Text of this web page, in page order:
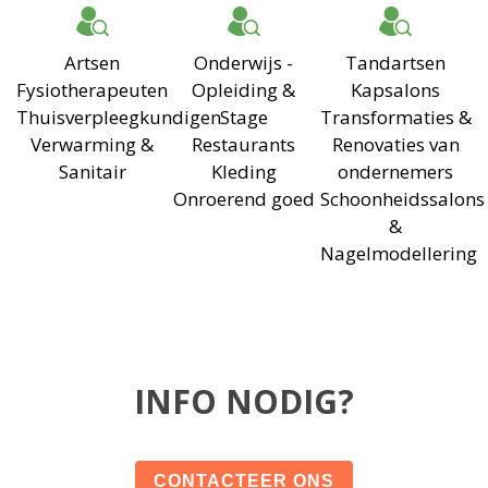
Artsen
Fysiotherapeuten
Thuisverpleegkundigen
Verwarming &
Sanitair
Onderwijs -
Opleiding &
Stage
Restaurants
Kleding
Onroerend goed
Tandartsen
Kapsalons
Transformaties &
Renovaties van
ondernemers
Schoonheidssalons
&
Nagelmodellering
INFO NODIG?
CONTACTEER ONS